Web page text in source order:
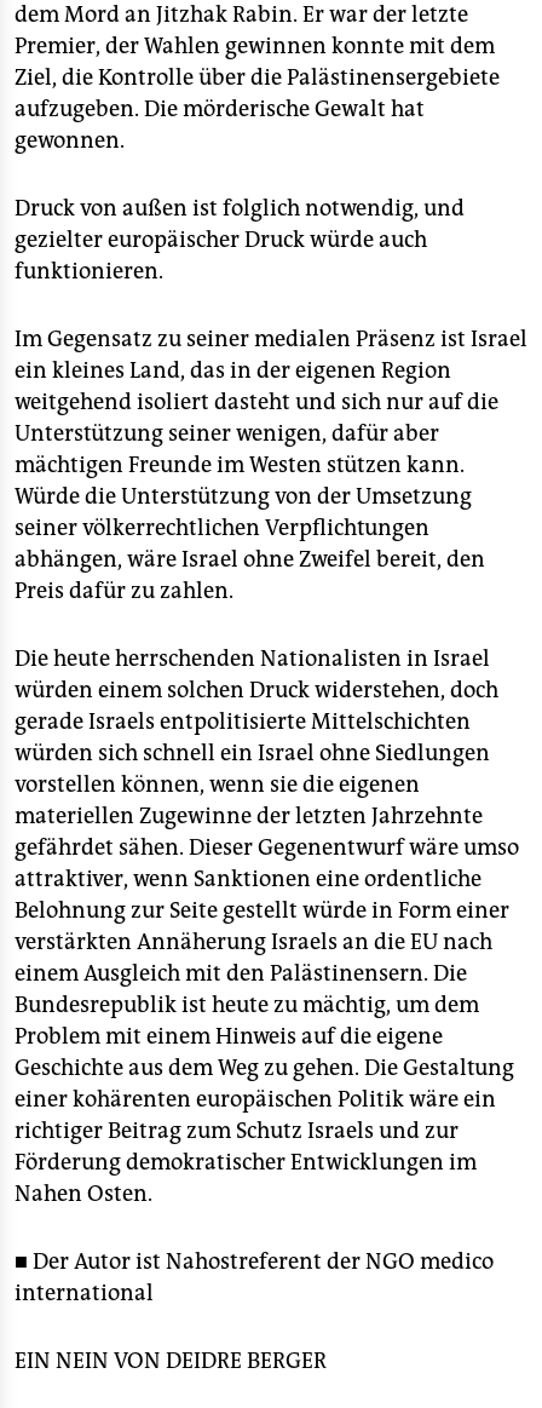
dem Mord an Jitzhak Rabin. Er war der letzte
Premier, der Wahlen gewinnen konnte mit dem
Ziel, die Kontrolle über die Palästinensergebiete
aufzugeben. Die mörderische Gewalt hat
gewonnen.
Druck von außen ist folglich notwendig, und
gezielter europäischer Druck würde auch
funktionieren.
Im Gegensatz zu seiner medialen Präsenz ist Israel
ein kleines Land, das in der eigenen Region
weitgehend isoliert dasteht und sich nur auf die
Unterstützung seiner wenigen, dafür aber
mächtigen Freunde im Westen stützen kann.
Würde die Unterstützung von der Umsetzung
seiner völkerrechtlichen Verpflichtungen
abhängen, wäre Israel ohne Zweifel bereit, den
Preis dafür zu zahlen.
Die heute herrschenden Nationalisten in Israel
würden einem solchen Druck widerstehen, doch
gerade Israels entpolitisierte Mittelschichten
würden sich schnell ein Israel ohne Siedlungen
vorstellen können, wenn sie die eigenen
materiellen Zugewinne der letzten Jahrzehnte
gefährdet sähen. Dieser Gegenentwurf wäre umso
attraktiver, wenn Sanktionen eine ordentliche
Belohnung zur Seite gestellt würde in Form einer
verstärkten Annäherung Israels an die EU nach
einem Ausgleich mit den Palästinensern. Die
Bundesrepublik ist heute zu mächtig, um dem
Problem mit einem Hinweis auf die eigene
Geschichte aus dem Weg zu gehen. Die Gestaltung
einer kohärenten europäischen Politik wäre ein
richtiger Beitrag zum Schutz Israels und zur
Förderung demokratischer Entwicklungen im
Nahen Osten.
■ Der Autor ist Nahostreferent der NGO medico
international
EIN NEIN VON DEIDRE BERGER